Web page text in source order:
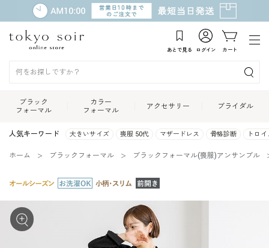
あとで見る ログイン カート
ブラック
フォーマル
カラー
フォーマル
アクセサリー ブライダル
人気キーワード 大きいサイズ 喪服 50代 マザードレス 骨格診断 トロ
ホーム ブラックフォーマル ブラックフォーマル(喪服)アンサンブル